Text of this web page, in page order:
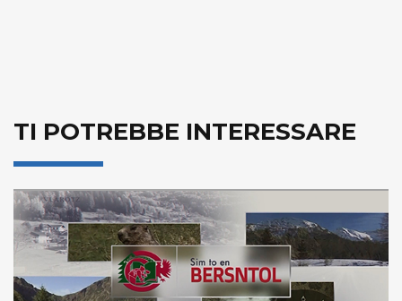
TI POTREBBE INTERESSARE